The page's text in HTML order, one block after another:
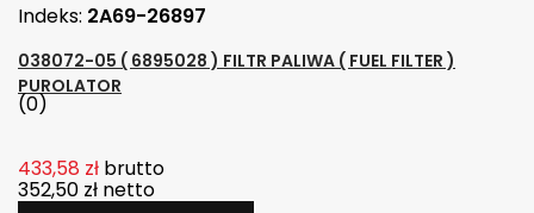
Indeks: 2A69-26897
038072-05 ( 6895028 ) FILTR PALIWA ( FUEL FILTER )
PUROLATOR
(0)
433,58 zł brutto
352,50 zł netto